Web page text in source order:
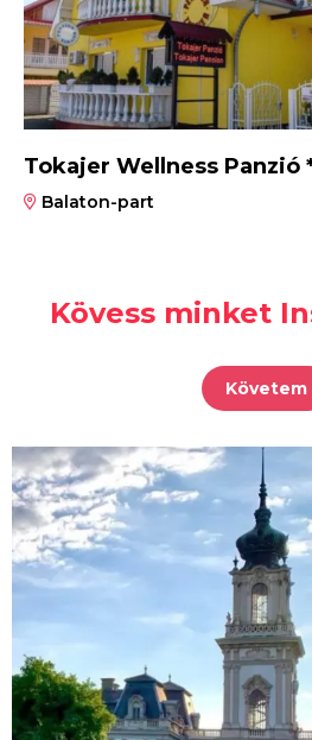
Tokajer Wellness Panzió
Balaton-part
Kövess minket
Követem